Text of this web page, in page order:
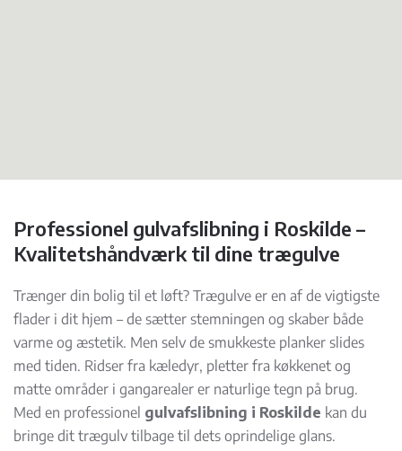
Professionel gulvafslibning i Roskilde –
Kvalitetshåndværk til dine trægulve
Trænger din bolig til et løft? Trægulve er en af de vigtigste
flader i dit hjem – de sætter stemningen og skaber både
varme og æstetik. Men selv de smukkeste planker slides
med tiden. Ridser fra kæledyr, pletter fra køkkenet og
matte områder i gangarealer er naturlige tegn på brug.
Med en professionel gulvafslibning i Roskilde kan du
bringe dit trægulv tilbage til dets oprindelige glans.